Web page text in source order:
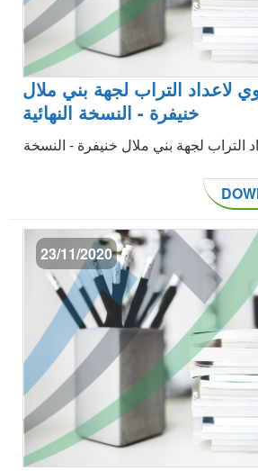
لاعداد التراب لجهة بني ملال
خنيفرة - النسخة النهائية
التراب لجهة بني ملال خنيفرة - النسخة
23/11/2020